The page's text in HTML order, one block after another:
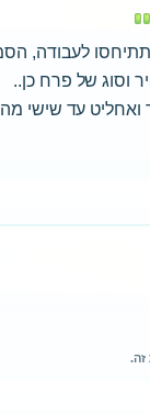
תתיחסו לעבודה,
וסוג של פרח כן..
ואחליט עד שישי
זה.